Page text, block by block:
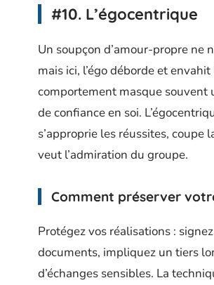
#10. L’égocentrique
Un soupçon d’amour-propre ne
mais ici, l’égo déborde et envahit
comportement masque souvent
de confiance en soi.
s’approprie les réussites, coupe
veut l’admiration du groupe.
Comment préserver
Protégez vos réalisations :
documents, impliquez un tiers
d’échanges sensibles. La